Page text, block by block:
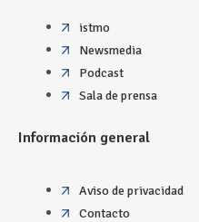
istmo
Newsmedia
Podcast
Sala de prensa
Información general
Aviso de privacidad
Contacto